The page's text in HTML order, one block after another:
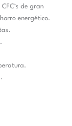
de gran
energético.